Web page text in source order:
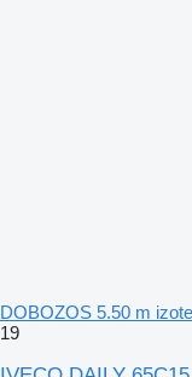
DOBOZOS 5.50 m
19